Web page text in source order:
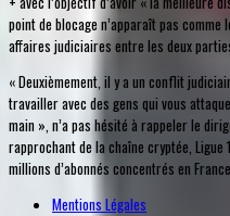
point de blocage n’apparaît pas
affaires judiciaires entre les deux
« Deuxièmement, il y a un conflit
travailler avec des gens qui vous
main », n’a pas hésité à rappeler le
rapprochant de la chaîne cryptée,
millions d’abonnés concentrés en
Mentions Légales